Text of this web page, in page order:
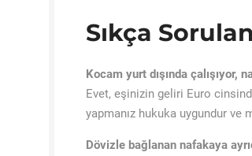
Sıkça
Kocam yurt dışında çalışıyor,
Evet, eşinizin geliri Euro
yapmanız hukuka uygundur
Dövizle bağlanan nafakaya